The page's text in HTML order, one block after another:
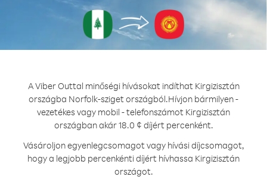
A Viber Outtal minőségi hívásokat indíthat Kirgizisztán
országba Norfolk-sziget országból.Hívjon bármilyen -
vezetékes vagy mobil - telefonszámot Kirgizisztán
országban akár 18.0 ¢ díjért percenként.
Vásároljon egyenlegcsomagot vagy hívási díjcsomagot,
hogy a legjobb percenkénti díjért hívhassa Kirgizisztán
országot.